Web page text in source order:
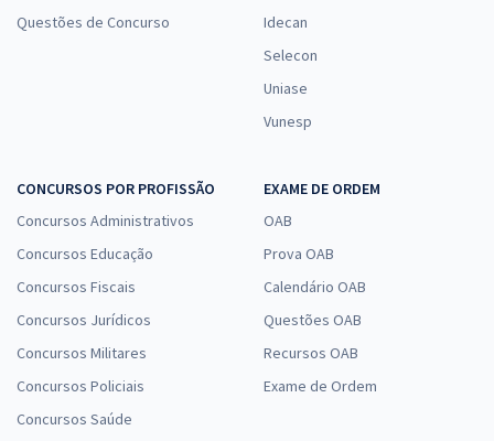
Questões de Concurso
Idecan
Selecon
Uniase
Vunesp
CONCURSOS POR PROFISSÃO
Concursos Administrativos
Concursos Educação
Concursos Fiscais
Concursos Jurídicos
Concursos Militares
Concursos Policiais
Concursos Saúde
EXAME DE ORDEM
OAB
Prova OAB
Calendário OAB
Questões OAB
Recursos OAB
Exame de Ordem